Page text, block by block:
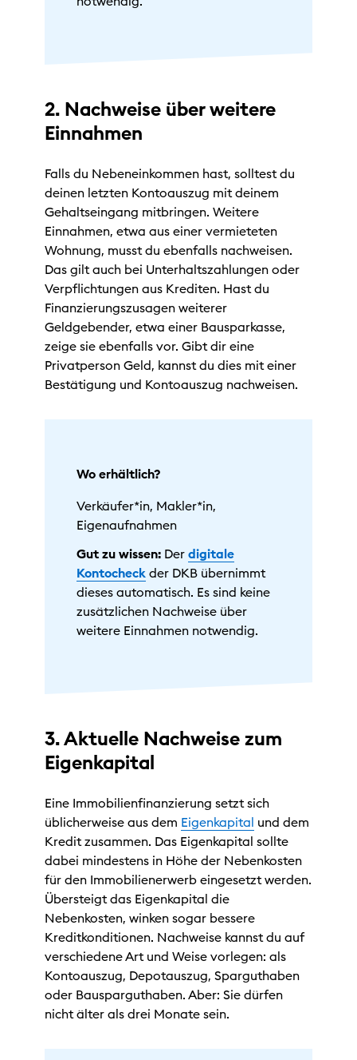
2. Nachweise über weitere
Einnahmen
Falls du Nebeneinkommen hast, solltest du
deinen letzten Kontoauszug mit deinem
Gehaltseingang mitbringen. Weitere
Einnahmen, etwa aus einer vermieteten
Wohnung, musst du ebenfalls nachweisen.
Das gilt auch bei Unterhaltszahlungen oder
Verpflichtungen aus Krediten. Hast du
Finanzierungszusagen weiterer
Geldgebender, etwa einer Bausparkasse,
zeige sie ebenfalls vor. Gibt dir eine
Privatperson Geld, kannst du dies mit einer
Bestätigung und Kontoauszug nachweisen.
Wo erhältlich?
Verkäufer*in, Makler*in,
Eigenaufnahmen
Gut zu wissen: Der digitale
Kontocheckder DKB übernimmt
dieses automatisch. Es sind keine
zusätzlichen Nachweise über
weitere Einnahmen notwendig.
3. Aktuelle Nachweise zum
Eigenkapital
Eine Immobilienfinanzierung setzt sich
üblicherweise aus dem Eigenkapital und dem
Kredit zusammen. Das Eigenkapital sollte
dabei mindestens in Höhe der Nebenkosten
für den Immobilienerwerb eingesetzt werden.
Übersteigt das Eigenkapital die
Nebenkosten, winken sogar bessere
Kreditkonditionen. Nachweise kannst du auf
verschiedene Art und Weise vorlegen: als
Kontoauszug, Depotauszug, Sparguthaben
oder Bausparguthaben. Aber: Sie dürfen
nicht älter als drei Monate sein.